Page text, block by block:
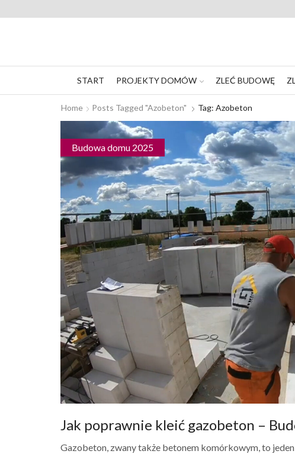
START PROJEKTY DOMÓW ZLEĆ BUDOWĘ
Home Posts Tagged "azobeton" Tag: Azobeton
Budowa domu 2025
Jak poprawnie kleić gazobeton –
Gazobeton, zwany także betonem komórkowym, to